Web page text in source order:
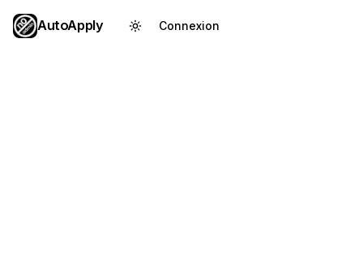
AutoApply Connexion